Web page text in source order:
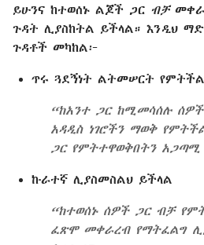
ይሁንና ከተወሰኑ ልጆች ጋር ብቻ
ጉዳት ሊያስከትል ይችላል። እንዲህ
ጉዳቶች መካከል፦
ጥሩ ጓደኝነት ልትመሠርት
“ከአንተ ጋር ከሚመሳሰሉ
አዳዲስ ነገሮችን ማወቅ
ጋር የምትተዋወቅበትን አጋጣሚ
ኩራተኛ ሊያስመስልህ ይችላል
“ከተወሰኑ ሰዎች ጋር ብቻ
ፈጽሞ መቀራረብ የማትፈልግ